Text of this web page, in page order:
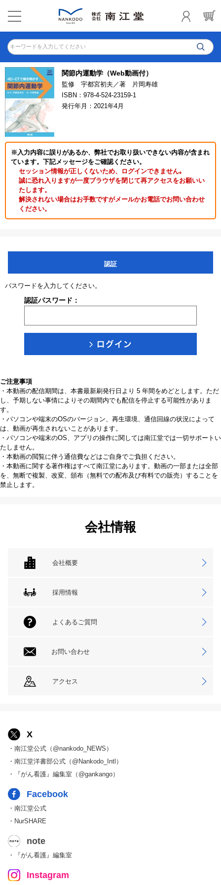
キーワードを入力してください
関節内運動学（Web動画付）
監修 宇都宮初夫／著 片岡寿雄
ISBN：978-4-524-23159-1
発行年月：2021年4月
※入力内容に誤りがあるか、弊社でお取り扱いできない内容が含まれ
ています。下記メッセージをご確認ください。
セッション情報が正しくないため、ログインできません｡
誠に恐れ入りますが一度ブラウザを閉じて再アクセスをお願いい
たします。
解決されない場合はお手数ですがメールかお電話でお問い合わせ
ください。
認証
パスワードを入力してください。
認証パスワード：
ご注意事項
・本動画の配信期間は、本書最新刷発行日より 5 年間をめどとします。ただ
し、予期しない事情によりその期間内でも配信を停止する可能性がありま
す。
・パソコンや端末のOSのバージョン、再生環境、通信回線の状況によって
は、動画が再生されないことがあります。
・パソコンや端末のOS、アプリの操作に関しては南江堂では一切サポートい
たしません。
・本動画の閲覧に伴う通信費などはご自身でご負担ください。
・本動画に関する著作権はすべて南江堂にあります。動画の一部または全部
を、無断で複製、改変、頒布（無料での配布及び有料での販売）することを
禁止します。
会社情報
会社概要
採用情報
よくあるご質問
お問い合わせ
アクセス
X
・南江堂公式（@nankodo_NEWS）
・南江堂洋書部公式（@Nankodo_Intl）
・『がん看護』編集室（@gankango）
Facebook
・南江堂公式
・NurSHARE
note
・『がん看護』編集室
Instagram